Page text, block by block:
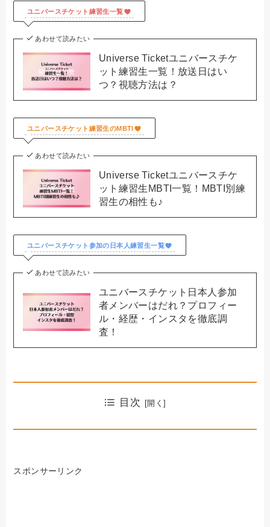
ユニバースチケット練習生一覧
あわせて読みたい
Universe Ticketユニバースチケ
ット練習生一覧！放送日はい
つ？視聴方法は？
ユニバースチケット練習生のMBTI
あわせて読みたい
Universe Ticketユニバースチケ
ット練習生MBTI一覧！MBTI別練
習生の相性も♪
ユニバースチケット参加の日本人練習生一覧
あわせて読みたい
ユニバースチケット日本人参加
者メンバーはだれ？プロフィー
ル・経歴・インスタを徹底調
査！
目次
スポンサーリンク